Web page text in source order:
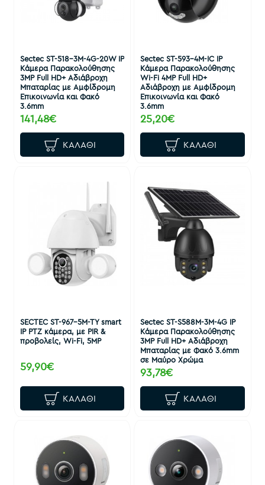
Sectec ST-518-3M-4G-20W IP
Κάμερα Παρακολούθησης
3MP Full HD+ Αδιάβροχη
Μπαταρίας με Αμφίδρομη
Επικοινωνία και Φακό
3.6mm
141,48€
ΚΑΛΆΘΙ
Sectec ST-593-4M-IC IP
Κάμερα Παρακολούθησης
Wi-Fi 4MP Full HD+
Αδιάβροχη με Αμφίδρομη
Επικοινωνία και Φακό
3.6mm
25,20€
ΚΑΛΆΘΙ
SECTEC ST-967-5M-TY smart
IP PTZ κάμερα, με PIR &
προβολείς, Wi-Fi, 5MP
59,90€
ΚΑΛΆΘΙ
Sectec ST-S588M-3M-4G IP
Κάμερα Παρακολούθησης
3MP Full HD+ Αδιάβροχη
Μπαταρίας με Φακό 3.6mm
σε Μαύρο Χρώμα
93,78€
ΚΑΛΆΘΙ